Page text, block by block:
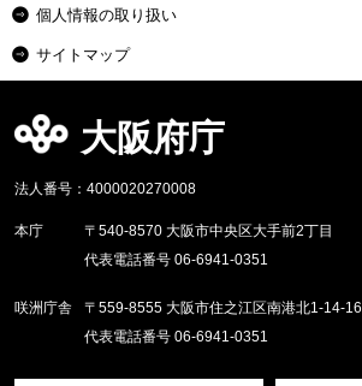
個人情報の取り扱い
サイトマップ
大阪府庁
法人番号：4000020270008
本庁
〒540-8570 大阪市中央区大手前2丁目
代表電話番号 06-6941-0351
咲洲庁舎
〒559-8555 大阪市住之江区南港北1-14-16
代表電話番号 06-6941-0351